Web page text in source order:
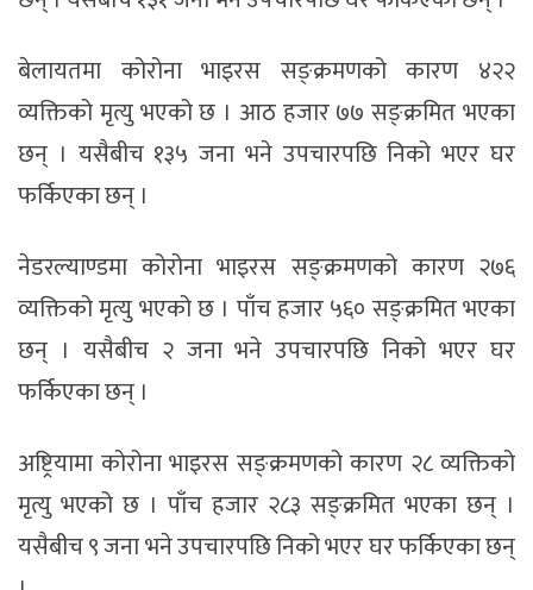
बेलायतमा कोरोना भाइरस सङ्क्रमणको कारण ४२२
व्यक्तिको मृत्यु भएको छ । आठ हजार ७७ सङ्क्रमित भएका
छन् । यसैबीच १३५ जना भने उपचारपछि निको भएर घर
फर्किएका छन् ।
नेडरल्याण्डमा कोरोना भाइरस सङ्क्रमणको कारण २७६
व्यक्तिको मृत्यु भएको छ । पाँच हजार ५६० सङ्क्रमित भएका
छन् । यसैबीच २ जना भने उपचारपछि निको भएर घर
फर्किएका छन् ।
अष्ट्रियामा कोरोना भाइरस सङ्क्रमणको कारण २८ व्यक्तिको
मृत्यु भएको छ । पाँच हजार २८३ सङ्क्रमित भएका छन् ।
यसैबीच ९ जना भने उपचारपछि निको भएर घर फर्किएका छन्